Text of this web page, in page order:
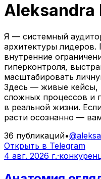
Aleksandra
Я — системный
архитектуры
внутренние
гиперконтроля,
масштабировать
Здесь — живые кейсы,
сложных процессов и
в реальной жизни.
расти осознанно —
36 публикаций•@
Открыть в Telegram
4 авг. 2026 г.·